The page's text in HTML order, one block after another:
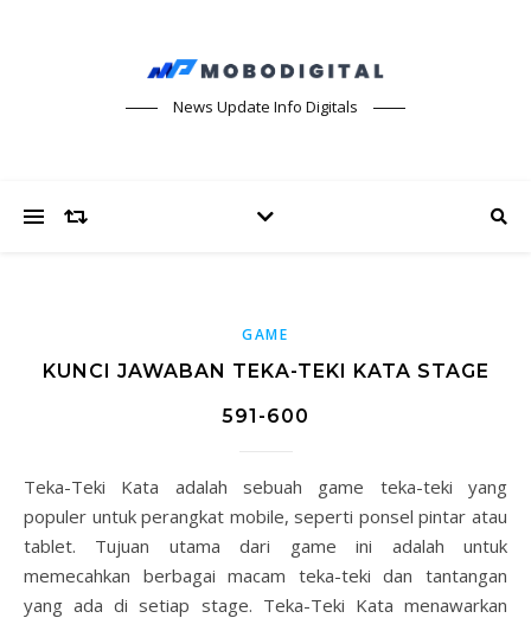
News Update Info Digitals
GAME
KUNCI JAWABAN TEKA-TEKI KATA STAGE
591-600
Teka-Teki Kata adalah sebuah game teka-teki yang
populer untuk perangkat mobile, seperti ponsel pintar atau
tablet. Tujuan utama dari game ini adalah untuk
memecahkan berbagai macam teka-teki dan tantangan
yang ada di setiap stage. Teka-Teki Kata menawarkan